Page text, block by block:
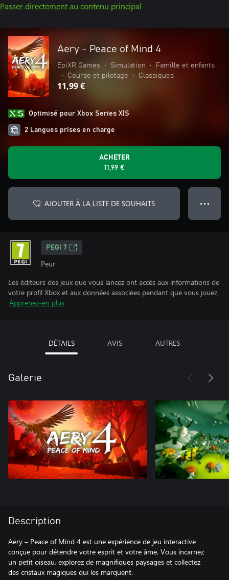
Passer directement au contenu principal
Aery - Peace of Mind 4
EpiXR Games • Simulation •
Famille et enfants
•
Course et pilotage • Classiques
11,99 €
Optimisé pour Xbox Series X|S
2 Langues prises en charge
ACHETER
11,99 €
AJOUTER À LA LISTE DE SOUHAITS ● ● ●
PEGI 7
Peur
Les éditeurs des jeux que vous lancez ont accès aux informations de
votre profil Xbox et aux données associées pendant que vous jouez.
Apprenez-en plus
DÉTAILS AVIS AUTRES
Galerie
Description
Aery – Peace of Mind 4 est une expérience de jeu interactive
conçue pour détendre votre esprit et votre âme. Vous incarnez
un petit oiseau, explorez de magnifiques paysages et collectez
des cristaux magiques qui les marquent.